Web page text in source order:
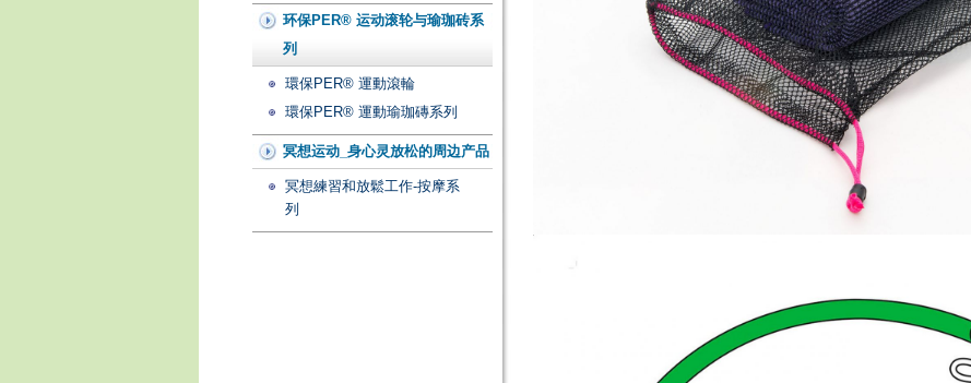
环保PER® 运动滚轮与瑜珈砖系
列
環保PER® 運動滾輪
環保PER® 運動瑜珈磚系列
冥想运动_身心灵放松的周边产品
冥想練習和放鬆工作-按摩系
列